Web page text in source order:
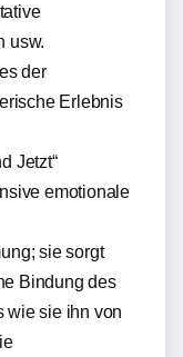
usw.
der
Erlebnis
Jetzt“
emotionale
sie sorgt
Bindung des
wie sie ihn von